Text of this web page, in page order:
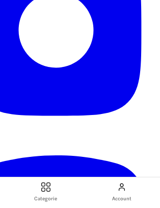
Categorie Account